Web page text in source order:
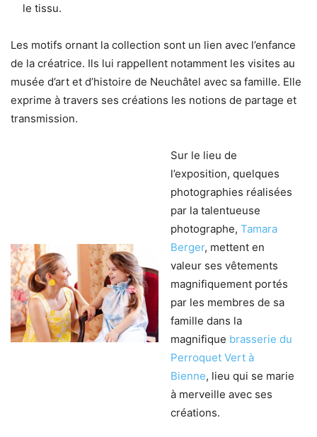
le tissu.
Les motifs ornant la collection sont un lien avec l’enfance
de la créatrice. Ils lui rappellent notamment les visites au
musée d’art et d’histoire de Neuchâtel avec sa famille. Elle
exprime à travers ses créations les notions de partage et
transmission.
Sur le lieu de
l’exposition, quelques
photographies réalisées
par la talentueuse
photographe, Tamara
Berger, mettent en
valeur ses vêtements
magnifiquement portés
par les membres de sa
famille dans la
magnifique brasserie du
Perroquet Vert à
Bienne, lieu qui se marie
à merveille avec ses
créations.